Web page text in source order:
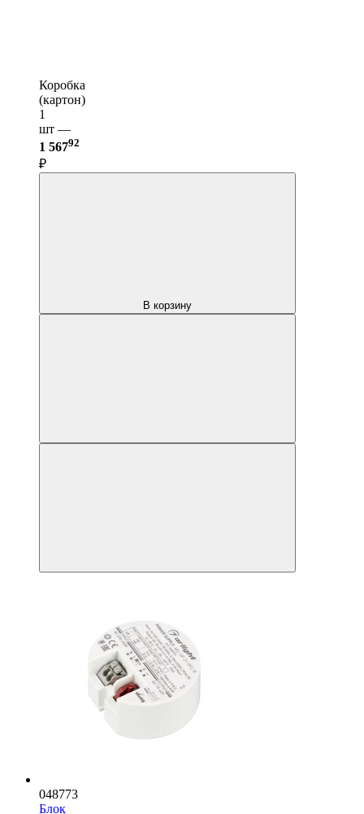
Коробка
(картон)
1
шт —
1 56792
₽
В корзину
048773
Блок